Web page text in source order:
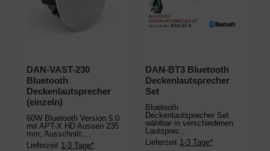
DAN-VAST-230
Bluetooth
Deckenlautsprecher
(einzeln)
60W Bluetooth Version 5.0
mit APT-X HD Aussen 235
mm; Ausschnitt:...
Lieferzeit 1-3 Tage*
DAN-BT3 Bluetooth
Deckenlautsprecher
Set
Bluetooth
Deckenlautsprecher Set
wählbar in verschiedenen
Lautsprec...
Lieferzeit 1-3 Tage*